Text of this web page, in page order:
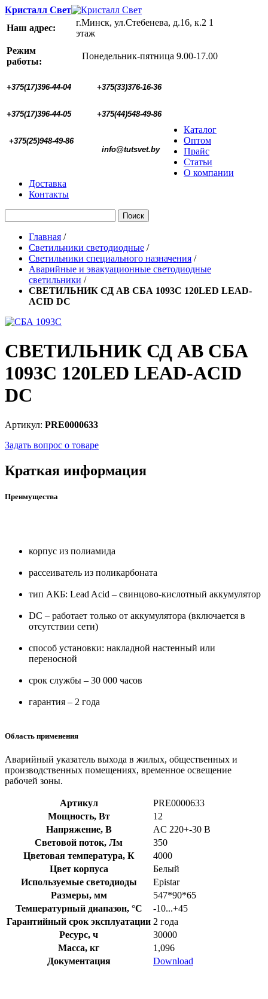
Кристалл Свет
Наш адрес:
г.Минск, ул.Стебенева, д.16, к.2 1
этаж
Режим
работы:
Понедельник-пятница 9.00-17.00
+375(17)396-44-04 +375(33)376-16-36
+375(17)396-44-05 +375(44)548-49-86
+375(25)948-49-86
  info@tutsvet.by
Каталог
Оптом
Прайс
Статьи
О компании
Доставка
Контакты
Поиск
Главная /
Светильники светодиодные /
Светильники специального назначения /
Аварийные и эвакуационные светодиодные
светильники /
СВЕТИЛЬНИК СД АВ СБА 1093С 120LED LEAD-
ACID DC
СВЕТИЛЬНИК СД АВ СБА
1093С 120LED LEAD-ACID
DC
Артикул: PRE0000633
Задать вопрос о товаре
Краткая информация
Преимущества
корпус из полиамида
рассеиватель из поликарбоната
тип АКБ: Lead Acid – свинцово-кислотный аккумулятор
DC – работает только от аккумулятора (включается в
отсутствии сети)
способ установки: накладной настенный или
переносной
срок службы – 30 000 часов
гарантия – 2 года
Область применения
Аварийный указатель выхода в жилых, общественных и
производственных помещениях, временное освещение
рабочей зоны.
Артикул
PRE0000633
Мощность, Вт
12
Напряжение, В
AC 220+-30 В
Световой поток, Лм
350
Цветовая температура, К
4000
Цвет корпуса
Белый
Используемые светодиоды
Epistar
Размеры, мм
547*90*65
Температурный диапазон, °C
-10...+45
Гарантийный срок эксплуатации 2 года
Ресурс, ч
30000
Масса, кг
1,096
Документация
Download